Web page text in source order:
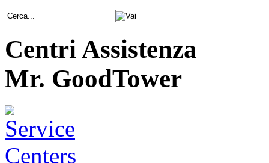
Centri Assistenza
Mr. GoodTower